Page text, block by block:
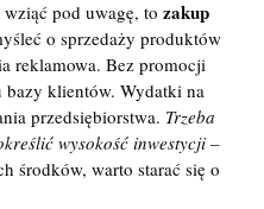
pod uwagę, to zakup
o sprzedaży produktów
reklamowa. Bez promocji
klientów. Wydatki na
przedsiębiorstwa. Trzeba
wysokość inwestycji –
środków, warto starać się o